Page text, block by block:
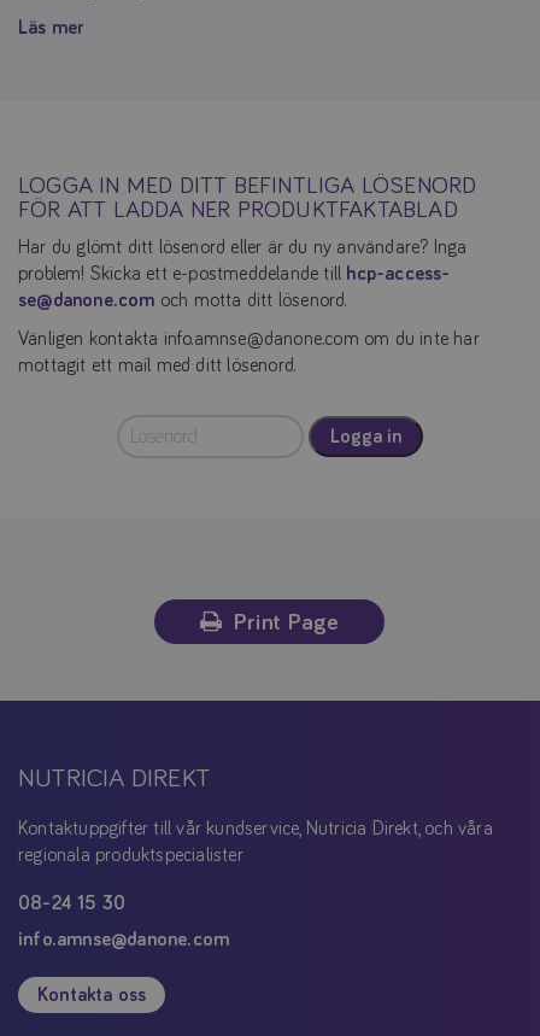
Läs mer
LOGGA IN MED DITT BEFINTLIGA LÖSENORD
FÖR ATT LADDA NER PRODUKTFAKTABLAD
Har du glömt ditt lösenord eller är du ny användare? Inga
problem! Skicka ett e-postmeddelande till hcp-access-
se@danone.com och motta ditt lösenord.
Vänligen kontakta info.amnse@danone.com om du inte har
mottagit ett mail med ditt lösenord.
Logga in
Print Page
NUTRICIA DIREKT
Kontaktuppgifter till vår kundservice, Nutricia Direkt, och våra
regionala produktspecialister
08-24 15 30
info.amnse@danone.com
Kontakta oss